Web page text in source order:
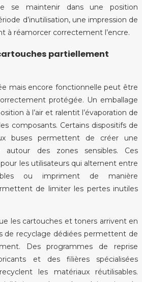
se maintenir dans une position
d’inutilisation, une impression de
à réamorcer correctement l’encre.
partiellement
mais encore fonctionnelle peut être
protégée. Un emballage
à l’air et ralentit l’évaporation de
composants. Certains dispositifs de
buses permettent de créer une
autour des zones sensibles. Ces
les utilisateurs qui alternent entre
ou impriment de manière
de limiter les pertes inutiles
les cartouches et toners arrivent en
de recyclage dédiées permettent de
Des programmes de reprise
et des filières spécialisées
les matériaux réutilisables.